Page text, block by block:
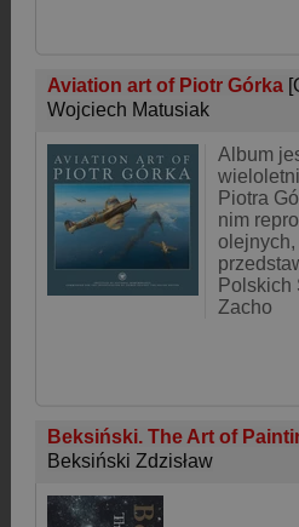
Aviation art of Piotr Górka
Wojciech Matusiak
Album
Piotra
nim
olejnych,
Polskich
Zacho
Beksiński. The Art of
Beksiński Zdzisław